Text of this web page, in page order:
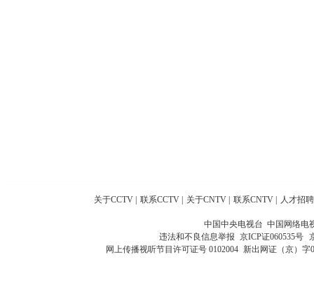
关于CCTV 联系CCTV 关于CNTV 联系CNTV 人才招聘
中国中央电视台 中国网络电
违法和不良信息举报 京ICP证060535号
网上传播视听节目许可证号 0102004 新出网证（京）